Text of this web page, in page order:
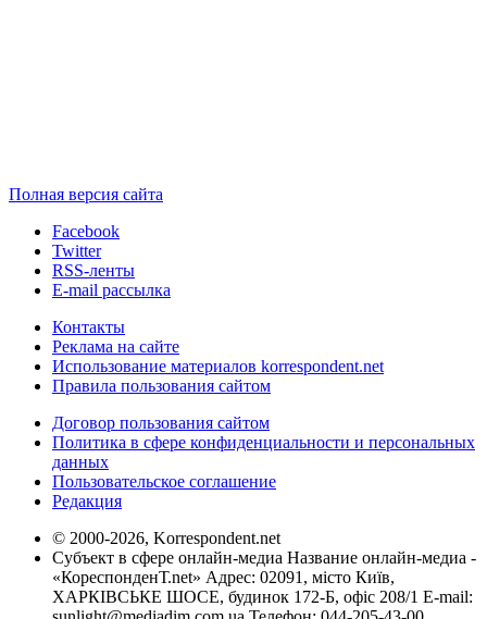
Полная версия сайта
Facebook
Twitter
RSS-ленты
E-mail рассылка
Контакты
Реклама на сайте
Использование материалов korrespondent.net
Правила пользования сайтом
Договор пользования сайтом
Политика в сфере конфиденциальности и персональных
данных
Пользовательское соглашение
Редакция
© 2000-2026, Korrespondent.net
Субъект в сфере онлайн-медиа Название онлайн-медиа -
«КореспонденТ.net» Адрес: 02091, місто Київ,
ХАРКІВСЬКЕ ШОСЕ, будинок 172-Б, офіс 208/1 E-mail: